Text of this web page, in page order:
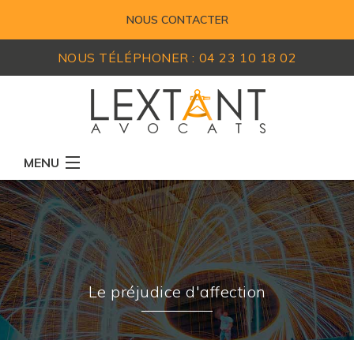
NOUS CONTACTER
NOUS TÉLÉPHONER : 04 23 10 18 02
MENU
RÉSEAU D'AVOCATS
MEMBRES
EXPERTISES
ACTUALITÉS
LEXIQUE
Le préjudice d'affection